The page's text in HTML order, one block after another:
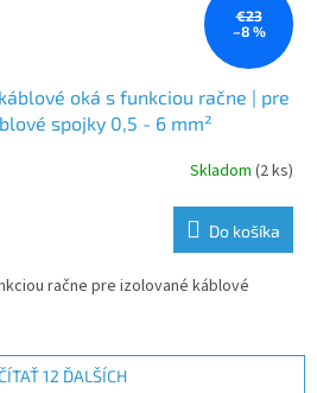
€23
–8 %
oká s funkciou račne | pre
spojky 0,5 - 6 mm²
Skladom (2 ks)
Do košíka
račne pre izolované káblové
12 ĎALŠÍCH